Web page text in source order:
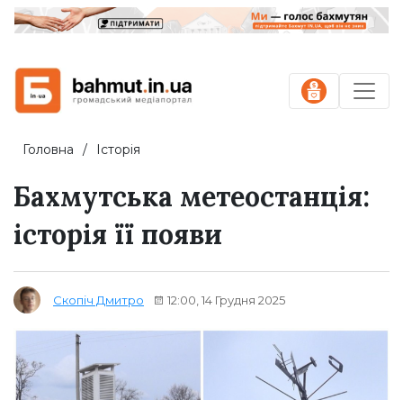
Головна Історія
Бахмутська метеостанція:
історія її появи
Скопіч Дмитро 12:00, 14 Грудня 2025